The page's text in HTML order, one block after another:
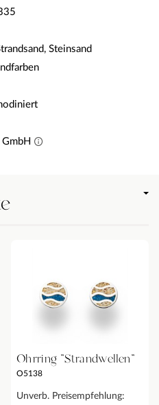
Steinsand
Ohrring "Strandwellen"
O5138
Unverb. Preisempfehlung: